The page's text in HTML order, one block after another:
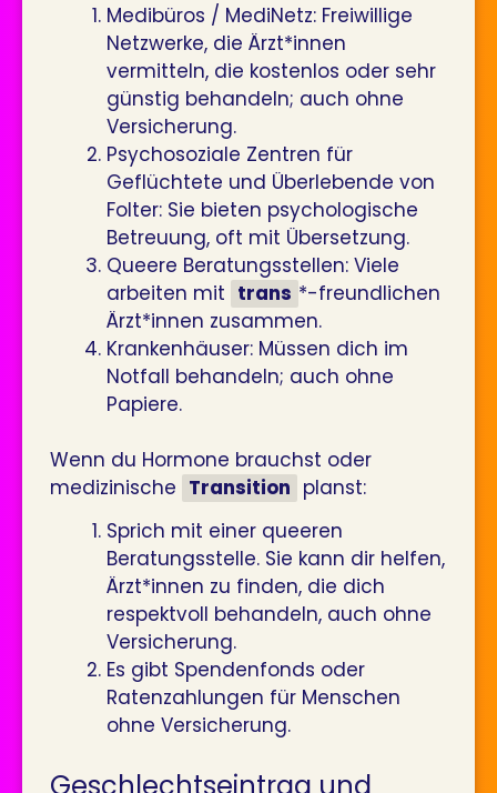
Medibüros / MediNetz: Freiwillige
Netzwerke, die Ärzt*innen
vermitteln, die kostenlos oder sehr
günstig behandeln; auch ohne
Versicherung.
Psychosoziale Zentren für
Geflüchtete und Überlebende von
Folter: Sie bieten psychologische
Betreuung, oft mit Übersetzung.
Queere Beratungsstellen: Viele
arbeiten mit trans *-freundlichen
Ärzt*innen zusammen.
Krankenhäuser: Müssen dich im
Notfall behandeln; auch ohne
Papiere.
Wenn du Hormone brauchst oder
medizinische Transition planst:
Sprich mit einer queeren
Beratungsstelle. Sie kann dir helfen,
Ärzt*innen zu finden, die dich
respektvoll behandeln, auch ohne
Versicherung.
Es gibt Spendenfonds oder
Ratenzahlungen für Menschen
ohne Versicherung.
Geschlechtseintrag und